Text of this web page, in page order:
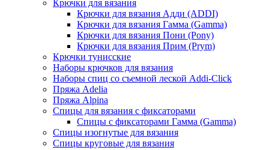
Крючки для вязания
Крючки для вязания Адди (ADDI)
Крючки для вязания Гамма (Gamma)
Крючки для вязания Пони (Pony)
Крючки для вязания Прим (Prym)
Крючки тунисские
Наборы крючков для вязания
Наборы спиц со съемной леской Addi-Click
Пряжа Adelia
Пряжа Alpina
Спицы для вязания с фиксаторами
Спицы с фиксаторами Гамма (Gamma)
Спицы изогнутые для вязания
Спицы круговые для вязания